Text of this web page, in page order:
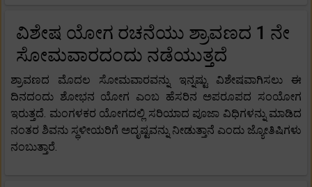
ವಿಶೇಷ ಯೋಗ ರಚನೆಯು ಶ್ರಾವಣದ 1 ನೇ
ಸೋಮವಾರದಂದು ನಡೆಯುತ್ತದೆ
ಶ್ರಾವಣದ ಮೊದಲ ಸೋಮವಾರವನ್ನು ಇನ್ನಷ್ಟು ವಿಶೇಷವಾಗಿಸಲು ಈ
ದಿನದಂದು ಶೋಭನ ಯೋಗ ಎಂಬ ಹೆಸರಿನ ಅಪರೂಪದ ಸಂಯೋಗ
ಇರುತ್ತದೆ. ಮಂಗಳಕರ ಯೋಗದಲ್ಲಿ ಸರಿಯಾದ ಪೂಜಾ ವಿಧಿಗಳನ್ನು ಮಾಡಿದ
ನಂತರ ಶಿವನು ಸ್ಥಳೀಯರಿಗೆ ಅದೃಷ್ಟವನ್ನು ನೀಡುತ್ತಾನೆ ಎಂದು ಜ್ಯೋತಿಷಿಗಳು
ನಂಬುತ್ತಾರೆ.